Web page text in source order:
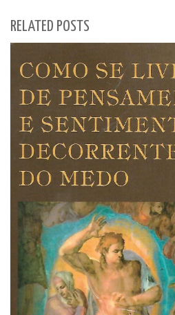
RELATED POSTS